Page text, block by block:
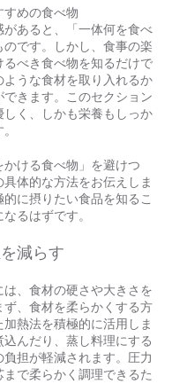
すめの食べ物
あると、「一体何を食べ
です。しかし、食事の楽
るべき食べ物を知るだけで
うな食材を取り入れるか
きます。このセクション
く、しかも栄養もしっか
ける食べ物」を避けつ
体的な方法をお伝えしま
に摂りたい食品を知るこ
るはずです。
減らす
、食材の硬さや大きさを
、食材を柔らかくする方
熱法を積極的に活用しま
んだり、蒸し料理にする
担が軽減されます。圧力
で柔らかく調理できるた